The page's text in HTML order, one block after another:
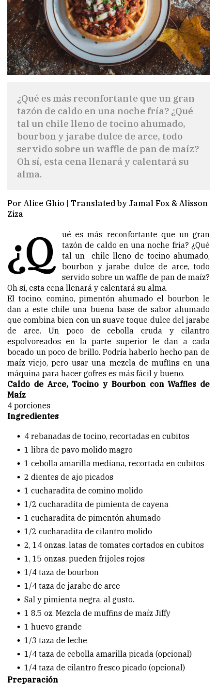
¿Qué es más reconfortante que un gran
tazón de caldo en una noche fría? ¿Qué
tal un chile lleno de tocino ahumado,
bourbon y jarabe dulce de arce, todo
servido sobre un waffle de pan de maíz?
Oh sí, esta cena llenará y calentará su
alma.
Por Alice Ghio | Translated by Jamal Fox & Alisson
Ziza
¿Q
ué es más reconfortante que un gran
tazón de caldo en una noche fría? ¿Qué
tal un chile lleno de tocino ahumado,
bourbon y jarabe dulce de arce, todo
servido sobre un waffle de pan de maíz?
Oh sí, esta cena llenará y calentará su alma.
El tocino, comino, pimentón ahumado el bourbon le
dan a este chile una buena base de sabor ahumado
que combina bien con un suave toque dulce del jarabe
de arce. Un poco de cebolla cruda y cilantro
espolvoreados en la parte superior le dan a cada
bocado un poco de brillo. Podría haberlo hecho pan de
maíz viejo, pero usar una mezcla de muffins en una
máquina para hacer gofres es más fácil y bueno.
Caldo de Arce, Tocino y Bourbon con Waffles de
Maíz
4 porciones
Ingredientes
4 rebanadas de tocino, recortadas en cubitos
1 libra de pavo molido magro
1 cebolla amarilla mediana, recortada en cubitos
2 dientes de ajo picados
1 cucharadita de comino molido
1/2 cucharadita de pimienta de cayena
1 cucharadita de pimentón ahumado
1/2 cucharadita de cilantro molido
2, 14 onzas. latas de tomates cortados en cubitos
1, 15 onzas. pueden frijoles rojos
1/4 taza de bourbon
1/4 taza de jarabe de arce
Sal y pimienta negra, al gusto.
1 8.5 oz. Mezcla de muffins de maíz Jiffy
1 huevo grande
1/3 taza de leche
1/4 taza de cebolla amarilla picada (opcional)
1/4 taza de cilantro fresco picado (opcional)
Preparación